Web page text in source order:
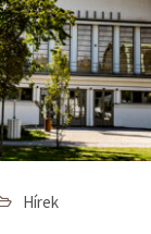
Hírek